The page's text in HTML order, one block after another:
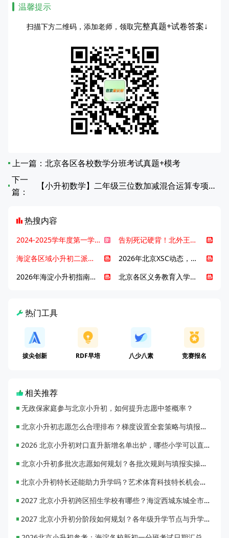
温馨提示
扫描下方二维码，添加老师，领取完整真题+试卷答案↓
上一篇： 北京各区各校数学分班考试真题+模考
下一
篇：
【小升初数学】二年级三位数加减混合运算专项练习（第11-15篇）
热搜内容
2024-2025学年度第一学期北京各区期末考试真题试卷汇总
告别死记硬背！北外王牌精读词汇课，帮孩子突破英语词汇难关
海淀各区域小升初二派全攻略合集！区域一至五志愿填报、升学策略详解
2026年北京XSC动态，持续更新中ing...
2026年海淀小升初指南，一文了解招生政策要点
北京各区义务教育入学咨询电话汇总，25年小升初家长提前收藏
热门工具
拔尖创新 RDF早培 八少八素 竞赛报名
相关推荐
无政保家庭参与北京小升初，如何提升志愿中签概率？
北京小升初志愿怎么合理排布？梯度设置全套策略与填报避坑指南
2026 北京小升初对口直升新增名单出炉，哪些小学可以直升优质初中？
北京小升初多批次志愿如何规划？各批次规则与填报实操指南
北京小升初特长还能助力升学吗？艺术体育科技特长机会与误区全面解析
2027 北京小升初跨区招生学校有哪些？海淀西城东城全市招生校完整汇总
2027 北京小升初分阶段如何规划？各年级升学节点与升学通道全梳理